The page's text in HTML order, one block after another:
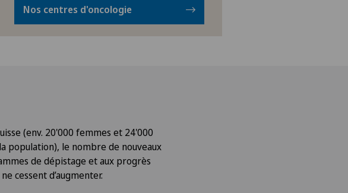
Nos centres d'oncologie
(env. 20'000 femmes et 24'000
population), le nombre de nouveaux
de dépistage et aux progrès
cessent d’augmenter.